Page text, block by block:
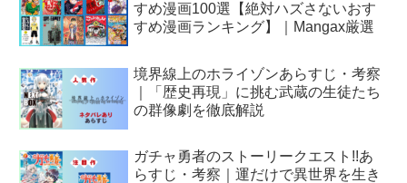
すめ漫画100選【絶対ハズさないおす
すめ漫画ランキング】｜Mangax厳選
境界線上のホライゾンあらすじ・考察
｜「歴史再現」に挑む武蔵の生徒たち
の群像劇を徹底解説
ガチャ勇者のストーリークエスト!!あ
らすじ・考察｜運だけで異世界を生き